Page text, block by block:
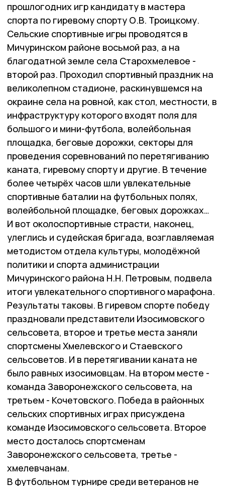
прошлогодних игр кандидату в мастера
спорта по гиревому спорту О.В. Троицкому.
Сельские спортивные игры проводятся в
Мичуринском районе восьмой раз, а на
благодатной земле села Старохмелевое -
второй раз. Проходил спортивный праздник на
великолепном стадионе, раскинувшемся на
окраине села на ровной, как стол, местности, в
инфраструктуру которого входят поля для
большого и мини-футбола, волейбольная
площадка, беговые дорожки, секторы для
проведения соревнований по перетягиванию
каната, гиревому спорту и другие. В течение
более четырёх часов шли увлекательные
спортивные баталии на футбольных полях,
волейбольной площадке, беговых дорожках…
И вот околоспортивные страсти, наконец,
улеглись и судейская бригада, возглавляемая
методистом отдела культуры, молодёжной
политики и спорта администрации
Мичуринского района Н.Н. Петровым, подвела
итоги увлекательного спортивного марафона.
Результаты таковы. В гиревом спорте победу
праздновали представители Изосимовского
сельсовета, второе и третье места заняли
спортсмены Хмелевского и Стаевского
сельсоветов. И в перетягивании каната не
было равных изосимовцам. На втором месте -
команда Заворонежского сельсовета, на
третьем - Кочетовского. Победа в районных
сельских спортивных играх присуждена
команде Изосимовского сельсовета. Второе
место досталось спортсменам
Заворонежского сельсовета, третье -
хмелевчанам.
В футбольном турнире среди ветеранов не